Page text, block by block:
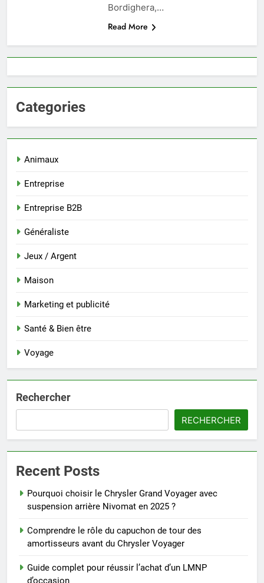
Bordighera,…
Read More
Categories
Animaux
Entreprise
Entreprise B2B
Généraliste
Jeux / Argent
Maison
Marketing et publicité
Santé & Bien être
Voyage
Rechercher
RECHERCHER
Recent Posts
Pourquoi choisir le Chrysler Grand Voyager avec
suspension arrière Nivomat en 2025 ?
Comprendre le rôle du capuchon de tour des
amortisseurs avant du Chrysler Voyager
Guide complet pour réussir l’achat d’un LMNP